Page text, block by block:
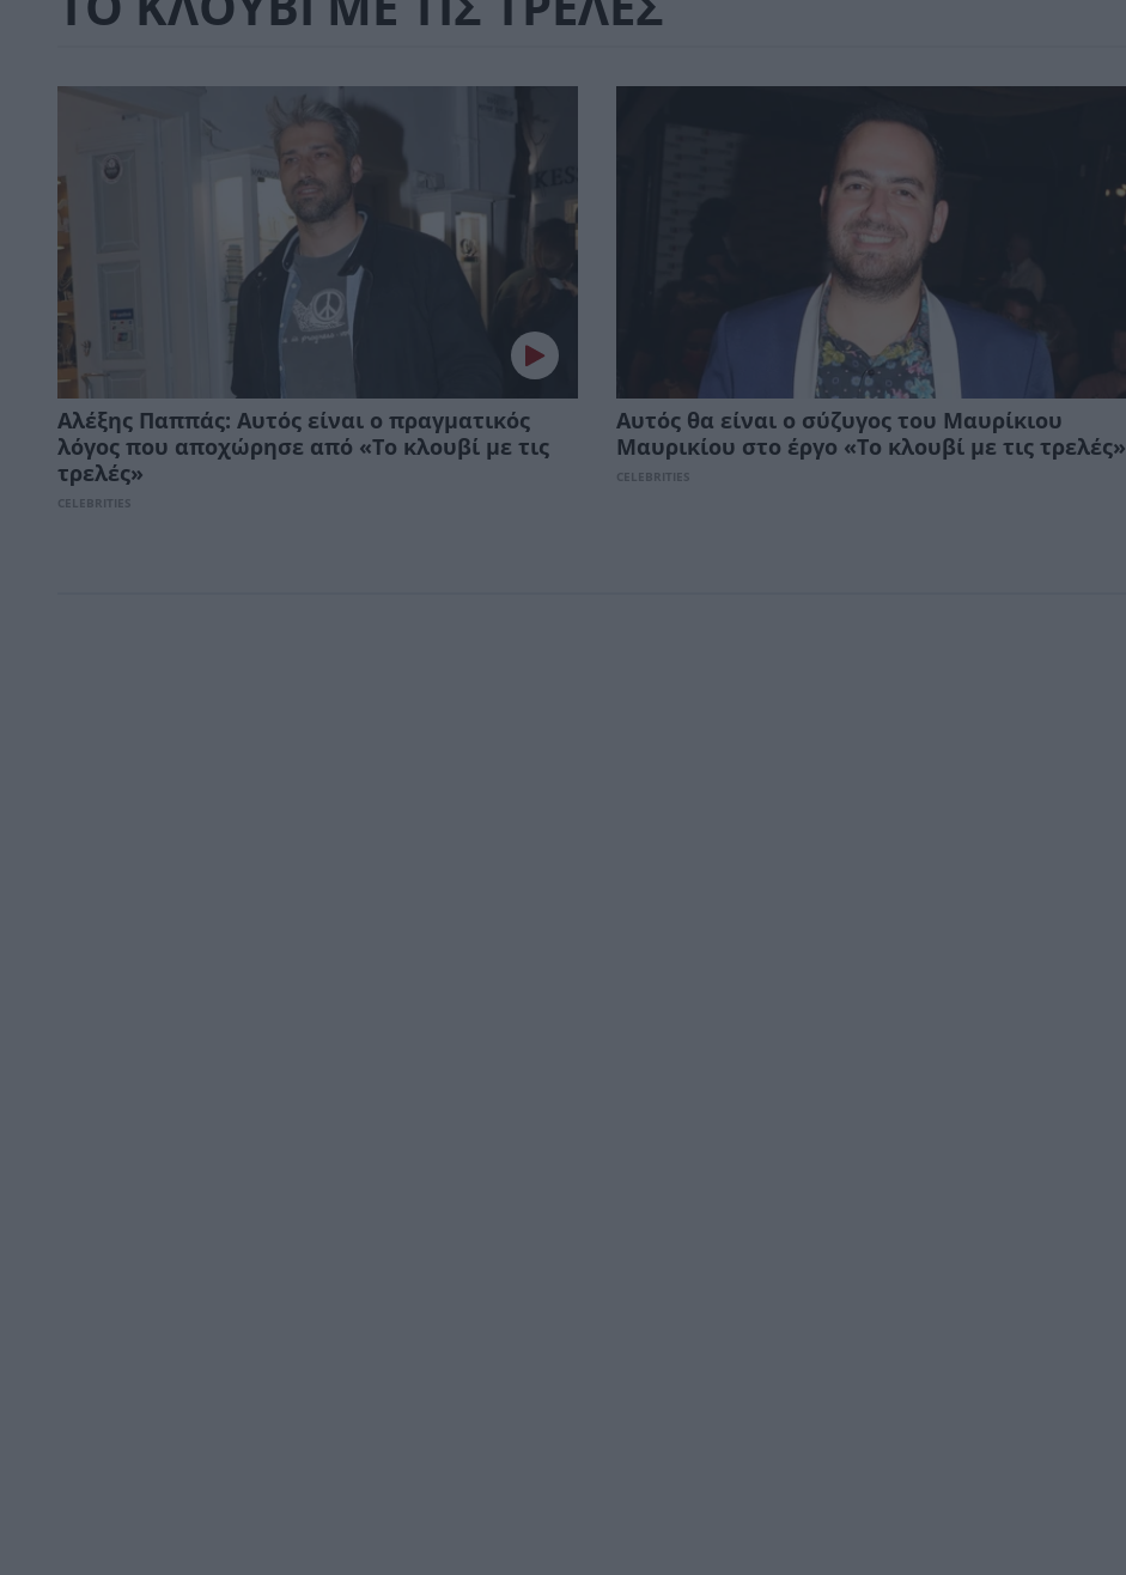
Αλέξης Παππάς: Αυτός είναι ο πραγματικός
λόγος που αποχώρησε από «Το κλουβί με τις
τρελές»
CELEBRITIES
Αυτός θα είναι ο σύζυγος του Μαυρίκιου
Μαυρικίου στο έργο «Το κλουβί με τις τρελές»
CELEBRITIES